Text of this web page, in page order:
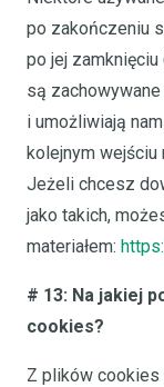
po zakończeniu
po jej
są
i umożliwiają
kolejnym wejściu
Jeżeli chcesz
jako takich,
materiałem:
# 13: Na jakiej
cookies?
Z plików